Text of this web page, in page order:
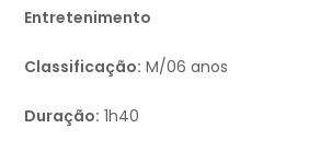
Entretenimento
Classificação: M/06 anos
Duração: 1h40